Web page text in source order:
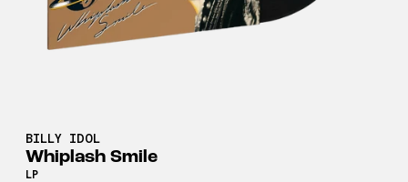
BILLY IDOL
Whiplash Smile
LP